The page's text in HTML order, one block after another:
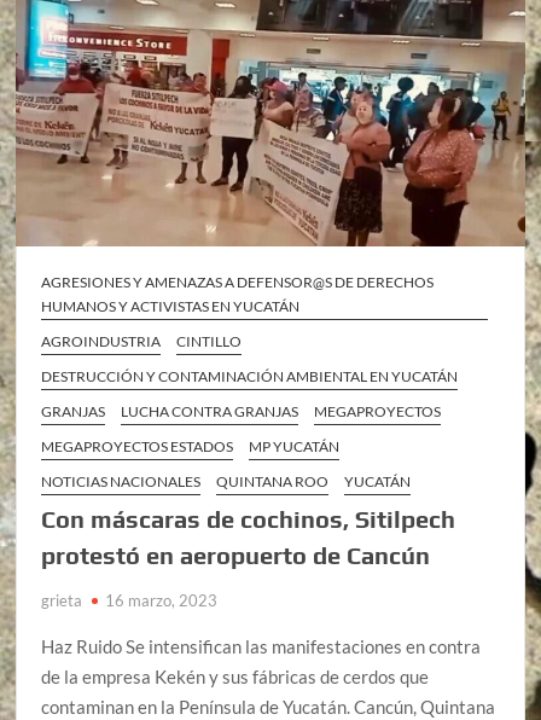
AGRESIONES Y AMENAZAS A DEFENSOR@S DE DERECHOS
HUMANOS Y ACTIVISTAS EN YUCATÁN
AGROINDUSTRIA
CINTILLO
DESTRUCCIÓN Y CONTAMINACIÓN AMBIENTAL EN YUCATÁN
GRANJAS
LUCHA CONTRA GRANJAS
MEGAPROYECTOS
MEGAPROYECTOS ESTADOS
MP YUCATÁN
NOTICIAS NACIONALES
QUINTANA ROO YUCATÁN
Con máscaras de cochinos, Sitilpech
protestó en aeropuerto de Cancún
grieta 16 marzo, 2023
Haz Ruido Se intensifican las manifestaciones en contra
de la empresa Kekén y sus fábricas de cerdos que
contaminan en la Península de Yucatán. Cancún, Quintana